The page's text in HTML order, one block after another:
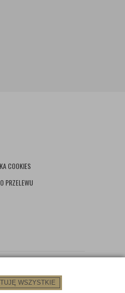
WSZYSTKIE
COOKIES
PRZELEWU